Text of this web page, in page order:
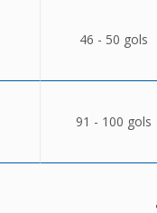
46 - 50 gols
91 - 100 gols